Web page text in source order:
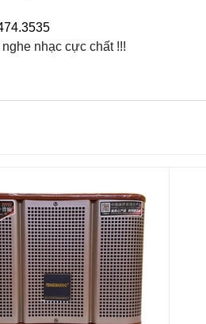
nhạc cực chất !!!